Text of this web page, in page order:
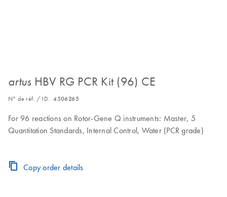
artus HBV RG PCR Kit (96) CE
N° de réf. / ID.4506265
For 96 reactions on Rotor-Gene Q instruments: Master, 5
Quantitation Standards, Internal Control, Water (PCR grade)
Copy order details